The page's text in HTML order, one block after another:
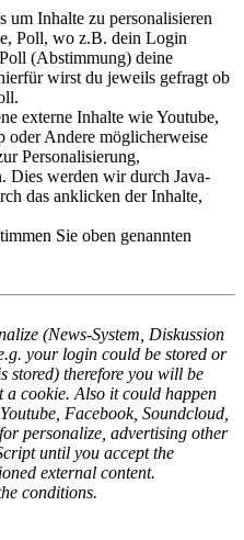
um Inhalte zu personalisieren
Poll, wo z.B. dein Login
(Abstimmung) deine
wirst du jeweils gefragt ob
externe Inhalte wie Youtube,
oder Andere möglicherweise
Personalisierung,
Dies werden wir durch Java-
das anklicken der Inhalte,
Sie oben genannten
(News-System, Diskussion
your login could be stored or
stored) therefore you will be
a cookie. Also it could happen
Facebook, Soundcloud,
personalize, advertising other
until you accept the
external content.
conditions.